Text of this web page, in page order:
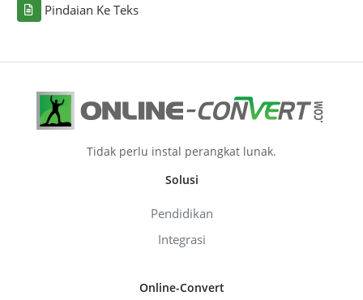
Pindaian Ke Teks
Tidak perlu instal perangkat lunak.
Solusi
Pendidikan
Integrasi
Online-Convert